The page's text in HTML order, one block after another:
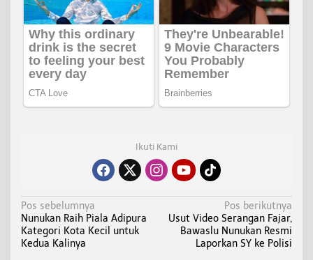
Ikuti Kami
N
a
v
Pos sebelumnya
Nunukan Raih Piala Adipura
Kategori Kota Kecil untuk
Kedua Kalinya
Pos berikutnya
Usut Video Serangan Fajar,
Bawaslu Nunukan Resmi
Laporkan SY ke Polisi